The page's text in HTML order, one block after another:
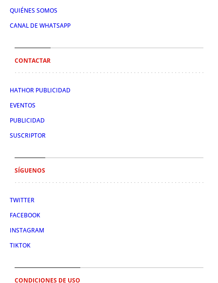
QUIÉNES SOMOS
CANAL DE WHATSAPP
CONTACTAR
HATHOR PUBLICIDAD
EVENTOS
PUBLICIDAD
SUSCRIPTOR
SÍGUENOS
TWITTER
FACEBOOK
INSTAGRAM
TIKTOK
CONDICIONES DE USO